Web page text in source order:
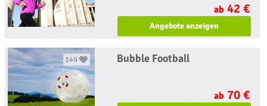
ab 42 €
Angebote anzeigen
149 Bubble Football
ab 70 €